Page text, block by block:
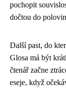
pochopit
dočtou do
Další past, do
Glosa má být
čtenář začne
eseje, když